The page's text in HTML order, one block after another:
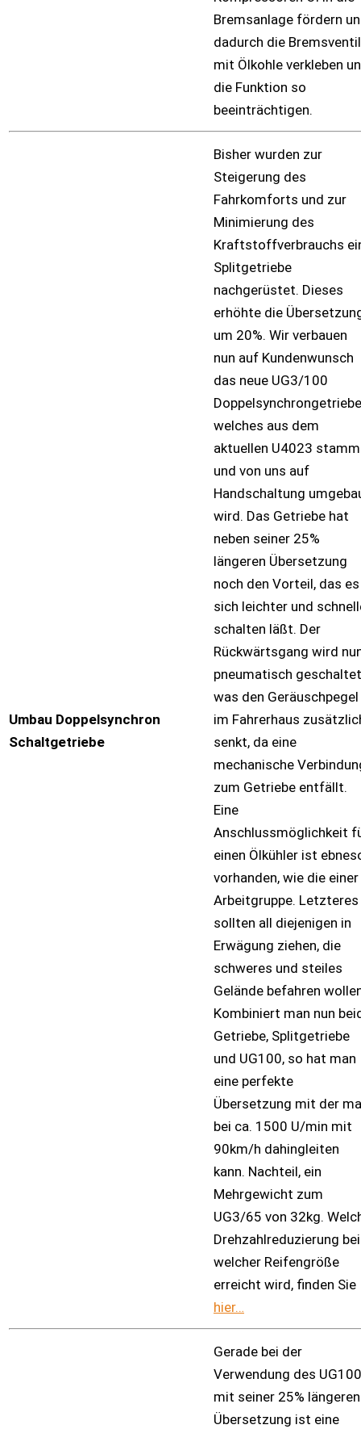
Bremsanlage fördern
dadurch die
mit Ölkohle verkleben
die Funktion so
beeinträchtigen.
Umbau Doppelsynchron
Schaltgetriebe
Bisher wurden zur
Steigerung des
Fahrkomforts und zur
Minimierung des
Kraftstoffverbrauchs
Splitgetriebe
nachgerüstet. Dieses
erhöhte die
um 20%. Wir verbauen
nun auf Kundenwunsch
das neue UG3/100
welches aus dem
aktuellen U4023
und von uns auf
Handschaltung
wird. Das Getriebe hat
neben seiner 25%
längeren Übersetzung
noch den Vorteil, das es
sich leichter und
schalten läßt. Der
Rückwärtsgang wird
pneumatisch geschaltet
was den Geräuschpegel
im Fahrerhaus
senkt, da eine
mechanische
zum Getriebe entfällt.
Eine
Anschlussmöglichkeit
einen Ölkühler ist
vorhanden, wie die einer
Arbeitgruppe. Letzteres
sollten all diejenigen in
Erwägung ziehen, die
schweres und steiles
Gelände befahren
Kombiniert man nun
Getriebe, Splitgetriebe
und UG100, so hat man
eine perfekte
Übersetzung mit der
bei ca. 1500 U/min mit
90km/h dahingleiten
kann. Nachteil, ein
Mehrgewicht zum
UG3/65 von 32kg.
Drehzahlreduzierung bei
welcher Reifengröße
erreicht wird, finden Sie
hier…
Gerade bei der
Verwendung des UG100
mit seiner 25% längeren
Übersetzung ist eine